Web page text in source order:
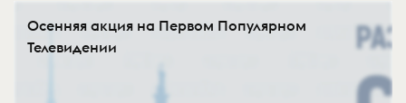
Осенняя акция на Первом Популярном
Телевидении